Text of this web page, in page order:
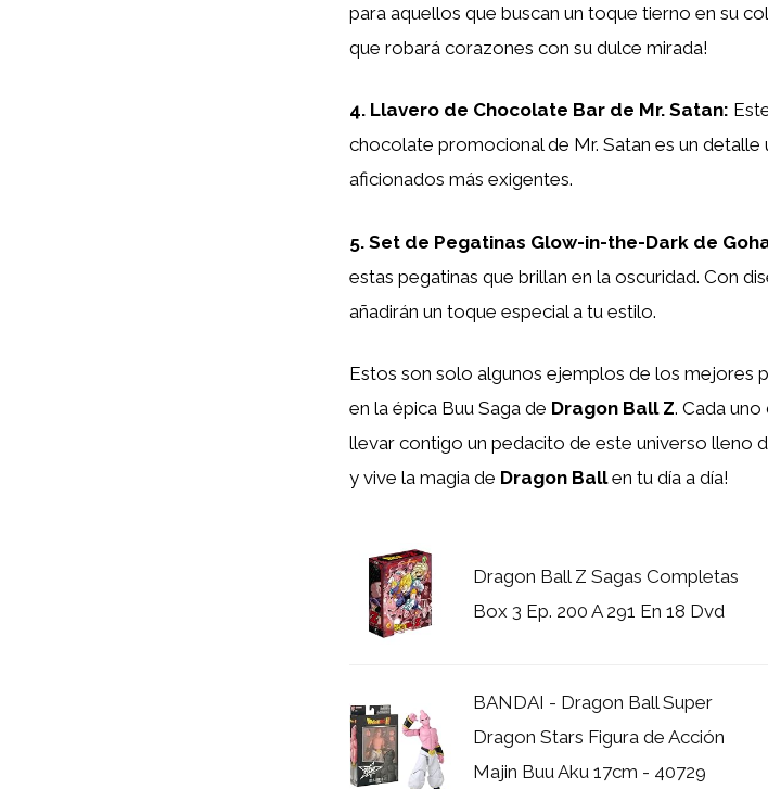
para aquellos que buscan un toque tierno en su
que robará corazones con su dulce mirada!
4. Llavero de Chocolate Bar de Mr. Satan:
chocolate promocional de Mr. Satan es un detalle
aficionados más exigentes.
5. Set de Pegatinas Glow-in-the-Dark de
estas pegatinas que brillan en la oscuridad. Con
añadirán un toque especial a tu estilo.
Estos son solo algunos ejemplos de los mejores
en la épica Buu Saga de Dragon Ball Z. Cada
llevar contigo un pedacito de este universo lleno
y vive la magia de Dragon Ballen tu día a día!
Dragon Ball Z Sagas Completas
Box 3 Ep. 200 A 291 En 18 Dvd
BANDAI - Dragon Ball Super
Dragon Stars Figura de Acción
Majin Buu Aku 17cm - 40729